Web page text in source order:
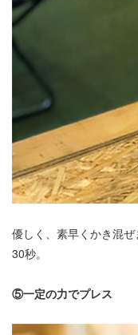
優しく、素早くかき混
30秒。
⑤一定の力でプレス